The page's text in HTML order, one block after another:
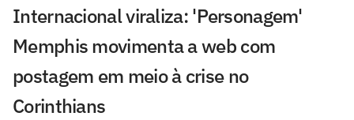
Internacional viraliza: 'Personagem'
Memphis movimenta a web com
postagem em meio à crise no
Corinthians